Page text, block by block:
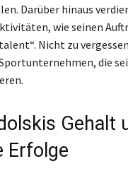
Darüber hinaus
wie seinen
Nicht zu
die
Gehalt
Erfolge